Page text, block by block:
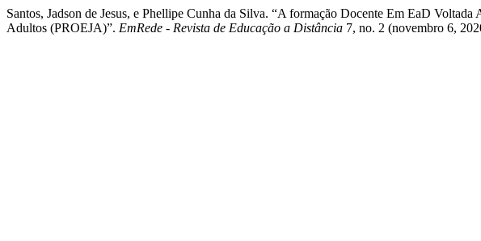
Santos, Jadson de Jesus, e Phellipe Cunha da Silva. “A formação Docente Em EaD
Adultos (PROEJA)”. EmRede - Revista de Educação a Distância 7, no. 2 (novembro 6,